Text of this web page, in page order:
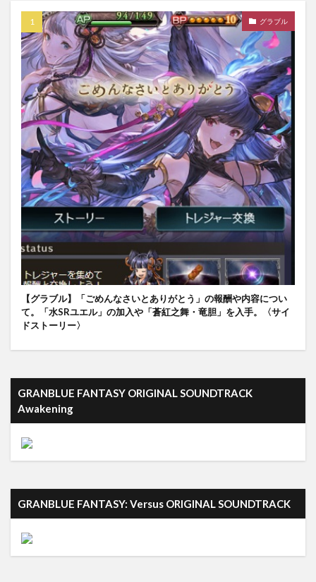
グラブル
【グラブル】「ごめんなさいとありがとう」の報酬や内容につい
て。「水SRユエル」の加入や「蒼紅之舞・竜胆」を入手。〈サイ
ドストーリー〉
GRANBLUE FANTASY ORIGINAL SOUNDTRACK
Awakening
GRANBLUE FANTASY: Versus ORIGINAL SOUNDTRACK